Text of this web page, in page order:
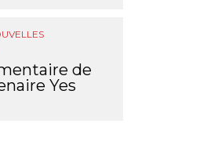
de
Yes